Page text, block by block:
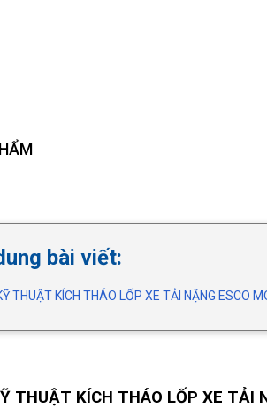
bài viết:
THUẬT KÍCH THÁO LỐP XE TẢI NẶNG ESCO
THUẬT KÍCH THÁO LỐP XE TẢI